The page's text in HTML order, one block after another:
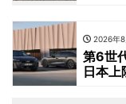
2026年
第6世
日本上